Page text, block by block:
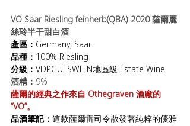
VO Saar Riesling feinherb(QBA) 2020 薩爾麗
絲玲半干甜白酒
產區： Germany, Saar
品種： 100% Riesling
分級： VDP.GUTSWEIN地區級 Estate Wine
酒精： 9%
薩爾的經典之作來自 Othegraven 酒廠的
“VO”。
品酒筆記： 這款薩爾雷司令散發著純粹的優雅